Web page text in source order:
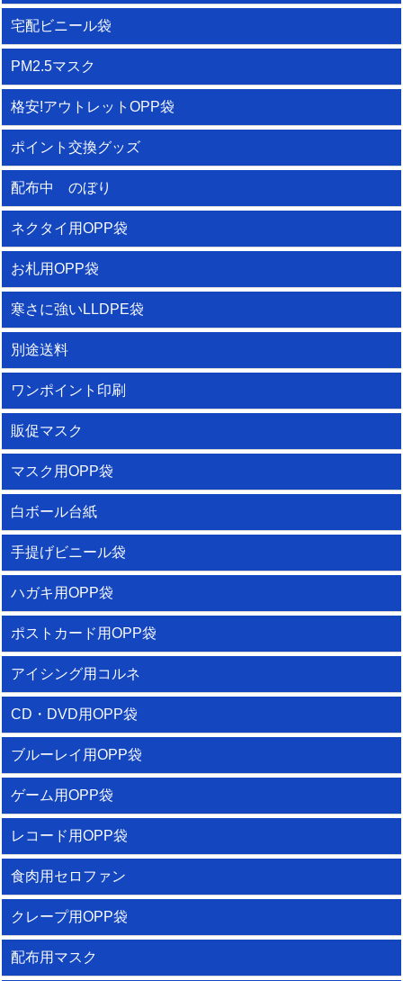
宅配ビニール袋
PM2.5マスク
格安!アウトレットOPP袋
ポイント交換グッズ
配布中 のぼり
ネクタイ用OPP袋
お札用OPP袋
寒さに強いLLDPE袋
別途送料
ワンポイント印刷
販促マスク
マスク用OPP袋
白ボール台紙
手提げビニール袋
ハガキ用OPP袋
ポストカード用OPP袋
アイシング用コルネ
CD・DVD用OPP袋
ブルーレイ用OPP袋
ゲーム用OPP袋
レコード用OPP袋
食肉用セロファン
クレープ用OPP袋
配布用マスク